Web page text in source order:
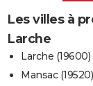
Les villes à
Larche
Larche (19600)
Mansac (19520)